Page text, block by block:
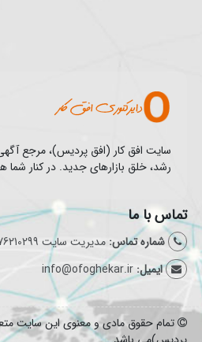
سایت افق کار (افق پردیس)، مرجع
رشد، خلق بازارهای جدید. در کنار شما
تماس با ما
شماره تماس:مدیریت سایت 02176210299 | 09124086144
ایمیل:info@ofoghekar.ir
تمام حقوق مادی و معنوی این سایت